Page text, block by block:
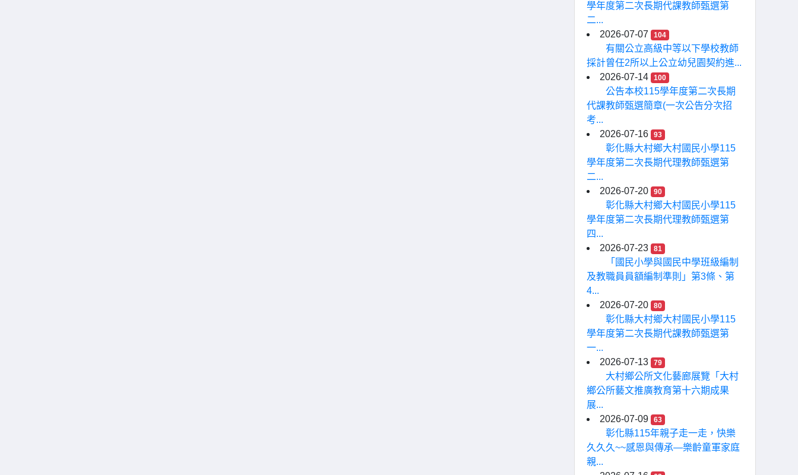
學年度第二次長期代課教師甄選第
二...
2026-07-07
104
有關公立高級中等以下學校教師
採計曾任2所以上公立幼兒園契約進...
2026-07-14
100
公告本校115學年度第二次長期
代課教師甄選簡章(一次公告分次招
考...
2026-07-16
93
彰化縣大村鄉大村國民小學115
學年度第二次長期代理教師甄選第
二...
2026-07-20
90
彰化縣大村鄉大村國民小學115
學年度第二次長期代理教師甄選第
四...
2026-07-23
81
「國民小學與國民中學班級編制
及教職員員額編制準則」第3條、第
4...
2026-07-20
80
彰化縣大村鄉大村國民小學115
學年度第二次長期代課教師甄選第
一...
2026-07-13
79
大村鄉公所文化藝廊展覽「大村
鄉公所藝文推廣教育第十六期成果
展...
2026-07-09
63
彰化縣115年親子走一走，快樂
久久久~~感恩與傳承—樂齡童軍家庭
親...